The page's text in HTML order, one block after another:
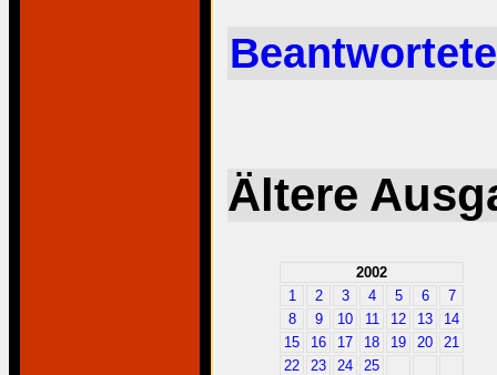
Beantwortete
Ältere
2002
1
2 3 4 5 6
7
8
9 10 11 12 13
14
15
16 17 18 19 20
21
22
23 24 25